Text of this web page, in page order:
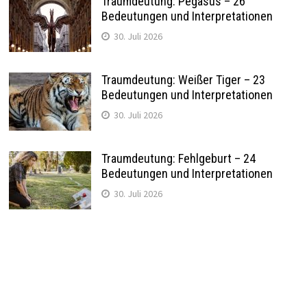
Bedeutungen und Interpretationen
30. Juli 2026
Traumdeutung: Weißer Tiger – 23
Bedeutungen und Interpretationen
30. Juli 2026
Traumdeutung: Fehlgeburt – 24
Bedeutungen und Interpretationen
30. Juli 2026